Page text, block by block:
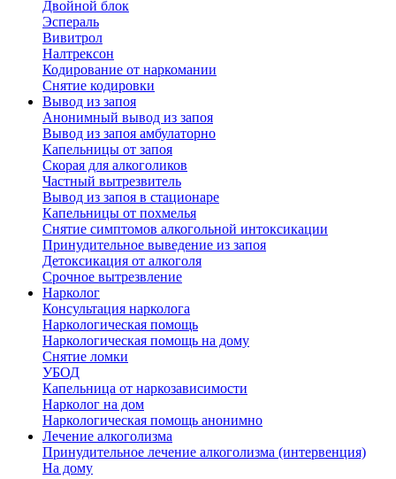
Двойной блок
Эспераль
Вивитрол
Налтрексон
Кодирование от наркомании
Снятие кодировки
Вывод из запоя
Анонимный вывод из запоя
Вывод из запоя амбулаторно
Капельницы от запоя
Скорая для алкоголиков
Частный вытрезвитель
Вывод из запоя в стационаре
Капельницы от похмелья
Снятие симптомов алкогольной интоксикации
Принудительное выведение из запоя
Детоксикация от алкоголя
Срочное вытрезвление
Нарколог
Консультация нарколога
Наркологическая помощь
Наркологическая помощь на дому
Снятие ломки
УБОД
Капельница от наркозависимости
Нарколог на дом
Наркологическая помощь анонимно
Лечение алкоголизма
Принудительное лечение алкоголизма (интервенция)
На дому